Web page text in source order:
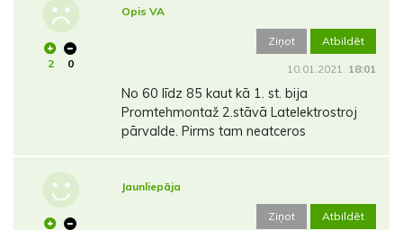
2 0
Opis VA
Ziņot Atbildēt
10.01.2021. 18:01
No 60 līdz 85 kaut kā 1. st. bija
Promtehmontaž 2.stāvā Latelektrostroj
pārvalde. Pirms tam neatceros
Jaunliepāja
Ziņot Atbildēt